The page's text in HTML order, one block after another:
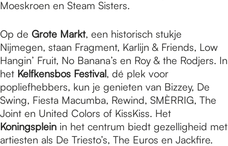
Moeskroen en Steam Sisters.
Op de Grote Markt, een historisch stukje
Nijmegen, staan Fragment, Karlijn & Friends, Low
Hangin’ Fruit, No Banana’s en Roy & the Rodjers. In
het Kelfkensbos Festival, dé plek voor
popliefhebbers, kun je genieten van Bizzey, De
Swing, Fiesta Macumba, Rewind, SMÈRRIG, The
Joint en United Colors of KissKiss. Het
Koningsplein in het centrum biedt gezelligheid met
artiesten als De Triesto’s, The Euros en Jackfire.